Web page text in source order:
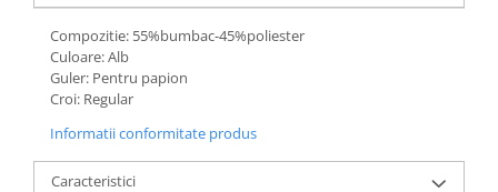
Compozitie: 55%bumbac-45%poliester
Culoare: Alb
Guler: Pentru papion
Croi: Regular
Informatii conformitate produs
Caracteristici